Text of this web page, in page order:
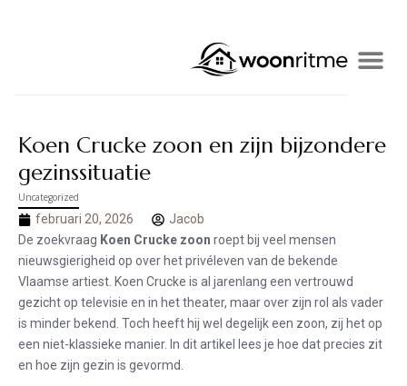
Koen Crucke zoon en zijn bijzondere
gezinssituatie
Uncategorized
februari 20, 2026
Jacob
De zoekvraag Koen Crucke zoon roept bij veel mensen
nieuwsgierigheid op over het privéleven van de bekende
Vlaamse artiest. Koen Crucke is al jarenlang een vertrouwd
gezicht op televisie en in het theater, maar over zijn rol als vader
is minder bekend. Toch heeft hij wel degelijk een zoon, zij het op
een niet-klassieke manier. In dit artikel lees je hoe dat precies zit
en hoe zijn gezin is gevormd.